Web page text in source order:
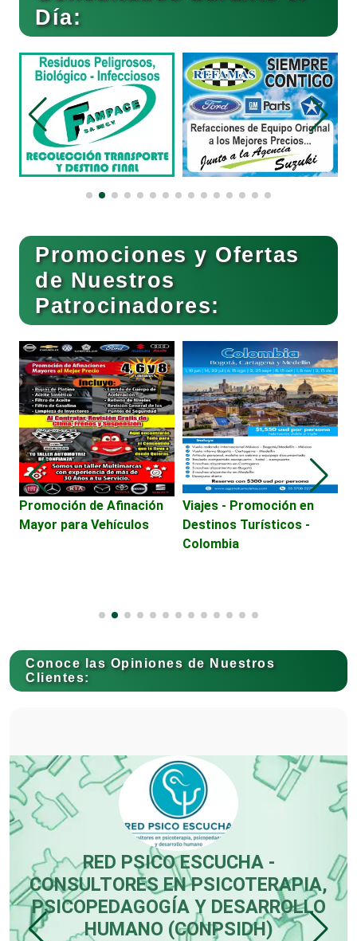
Belleza
Bordados y Estampados
Boutiques
Buceo
Cafeterías
Cajas de Ahorro
Cámaras de Comercio
Camiones para Fletes
Cancelería de Aluminio
Carnicerías
Centros Comerciales
Centros de Espectáculos
Centros de Nutrición
Día:
Promociones y Ofertas
de Nuestros
Patrocinadores:
Promoción de Afinación
Mayor para Vehículos
Viajes - Promoción en
Destinos Turísticos -
Colombia
Conoce las Opiniones de Nuestros
Clientes:
RED PSICO ESCUCHA -
CONSULTORES EN PSICOTERAPIA,
PSICOPEDAGOGÍA Y DESARROLLO
HUMANO (CONPSIDH)